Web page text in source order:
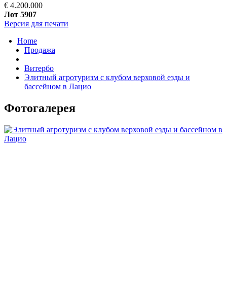
€ 4.200.000
Лот 5907
Версия для печати
Home
Продажа
Витербо
Элитный агротуризм с клубом верховой езды и
бассейном в Лацио
Фотогалерея